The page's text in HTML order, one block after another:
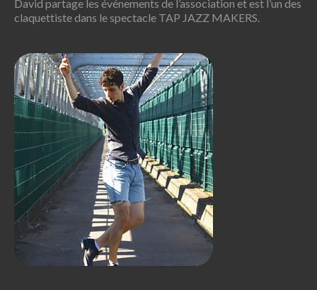
David Pisani
Claquettiste et danseur depuis une douzaine d’année, David
s’est formé dans les écoles « Claquettes en vogue » de
Montpellier, « Swingtap » de Paris, aujourd’hui à Nantes
avec Sandrine et se perfectionne dans de nombreux stages.
Il a obtenu son EAT danse contemporaine en 2018 et depuis
3 ans épaule Sandrine pour la suppléer et donner des cours
de l’association dans d’autres lieux nantais ou de la région.
David partage les événements de l’association et est l’un des
claquettiste dans le spectacle TAP JAZZ MAKERS.